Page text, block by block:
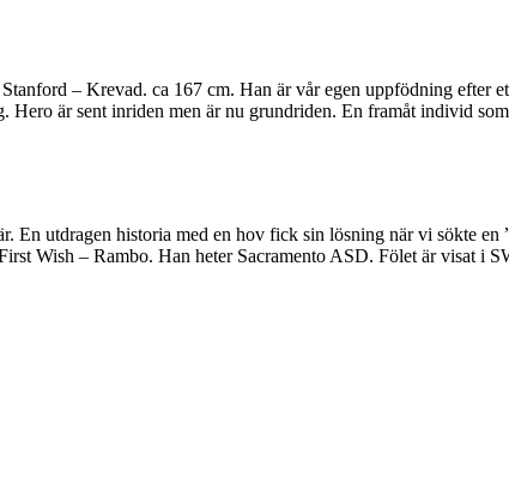
– Krevad. ca 167 cm. Han är vår egen uppfödning efter
Hero är sent inriden men är nu grundriden. En framåt individ
En utdragen historia med en hov fick sin lösning när vi sökte en
Wish – Rambo. Han heter Sacramento ASD. Fölet är visat i